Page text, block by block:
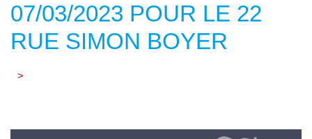
07/03/2023 POUR LE 22
RUE SIMON BOYER
>